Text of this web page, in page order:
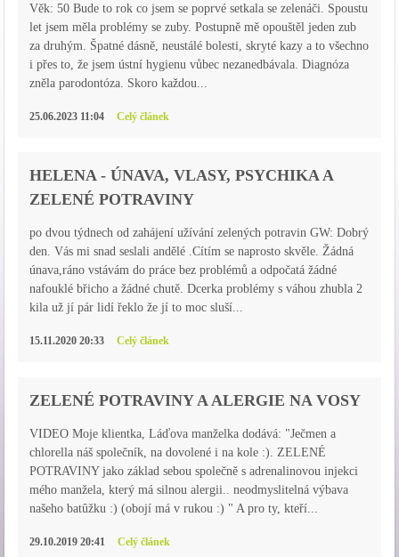
Věk: 50 Bude to rok co jsem se poprvé setkala se zelenáči. Spoustu
let jsem měla problémy se zuby. Postupně mě opouštěl jeden zub
za druhým. Špatné dásně, neustálé bolesti, skryté kazy a to všechno
i přes to, že jsem ústní hygienu vůbec nezanedbávala. Diagnóza
zněla parodontóza. Skoro každou...
25.06.2023 11:04 Celý článek
HELENA - ÚNAVA, VLASY, PSYCHIKA A
ZELENÉ POTRAVINY
po dvou týdnech od zahájení užívání zelených potravin GW: Dobrý
den. Vás mi snad seslali andělé .Cítím se naprosto skvěle. Žádná
únava,ráno vstávám do práce bez problémů a odpočatá žádné
nafouklé břicho a žádné chutě. Dcerka problémy s váhou zhubla 2
kila už jí pár lidí řeklo že jí to moc sluší...
15.11.2020 20:33 Celý článek
ZELENÉ POTRAVINY A ALERGIE NA VOSY
VIDEO Moje klientka, Láďova manželka dodává: "Ječmen a
chlorella náš společník, na dovolené i na kole :). ZELENÉ
POTRAVINY jako základ sebou společně s adrenalinovou injekci
mého manžela, který má silnou alergii.. neodmyslitelná výbava
našeho batûžku :) (obojí má v rukou :) " A pro ty, kteří...
29.10.2019 20:41 Celý článek